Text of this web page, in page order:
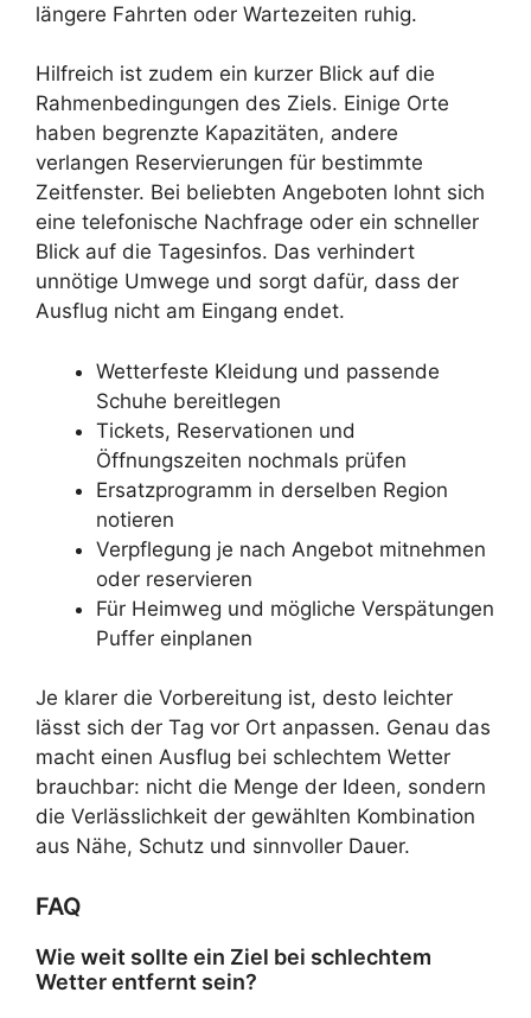
längere Fahrten oder Wartezeiten ruhig.
Hilfreich ist zudem ein kurzer Blick auf die
Rahmenbedingungen des Ziels. Einige Orte
haben begrenzte Kapazitäten, andere
verlangen Reservierungen für bestimmte
Zeitfenster. Bei beliebten Angeboten lohnt sich
eine telefonische Nachfrage oder ein schneller
Blick auf die Tagesinfos. Das verhindert
unnötige Umwege und sorgt dafür, dass der
Ausflug nicht am Eingang endet.
Wetterfeste Kleidung und passende
Schuhe bereitlegen
Tickets, Reservationen und
Öffnungszeiten nochmals prüfen
Ersatzprogramm in derselben Region
notieren
Verpflegung je nach Angebot mitnehmen
oder reservieren
Für Heimweg und mögliche Verspätungen
Puffer einplanen
Je klarer die Vorbereitung ist, desto leichter
lässt sich der Tag vor Ort anpassen. Genau das
macht einen Ausflug bei schlechtem Wetter
brauchbar: nicht die Menge der Ideen, sondern
die Verlässlichkeit der gewählten Kombination
aus Nähe, Schutz und sinnvoller Dauer.
FAQ
Wie weit sollte ein Ziel bei schlechtem
Wetter entfernt sein?